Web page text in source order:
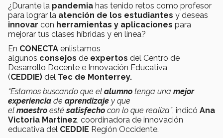
¿Durante la pandemia has tenido retos como profesor
para lograr la atención de los estudiantes y deseas
innovar con herramientas y aplicaciones para
mejorar tus clases híbridas y en línea?
En CONECTA enlistamos
algunos consejos de expertos del Centro de
Desarrollo Docente e Innovación Educativa
(CEDDIE) del Tec de Monterrey.
“Estamos buscando que el alumno tenga una mejor
experiencia de aprendizaje y que
el maestro estésatisfecho con lo que realiza”, indicó Ana
Victoria Martínez , coordinadora de innovación
educativa del CEDDIE Región Occidente.